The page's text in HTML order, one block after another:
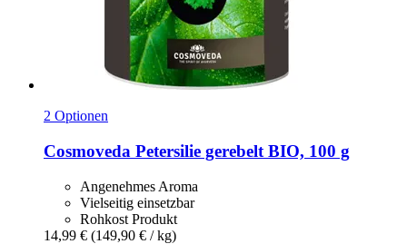
2 Optionen
Cosmoveda Petersilie gerebelt BIO, 100 g
Angenehmes Aroma
Vielseitig einsetzbar
Rohkost Produkt
14,99 € (149,90 € / kg)